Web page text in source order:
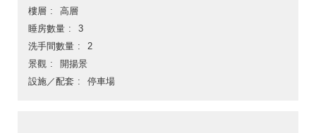
樓層
高層
睡房數量
3
洗手間數量
2
景觀
開揚景
設施／配套
停車場